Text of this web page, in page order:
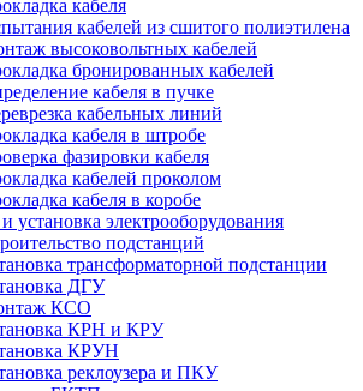
кабеля
кабелей из сшитого полиэтилена
высоковольтных кабелей
бронированных кабелей
кабеля в пучке
кабельных линий
кабеля в штробе
фазировки кабеля
кабелей проколом
кабеля в коробе
установка электрооборудования
подстанций
трансформаторной подстанции
ДГУ
КСО
КРН и КРУ
КРУН
реклоузера и ПКУ